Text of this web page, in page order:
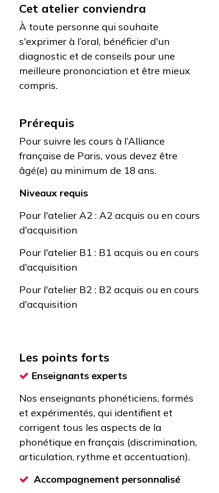
Cet atelier conviendra
À toute personne qui souhaite
s'exprimer à l’oral, bénéficier d'un
diagnostic et de conseils pour une
meilleure prononciation et être mieux
compris.
Prérequis
Pour suivre les cours à l’Alliance
française de Paris, vous devez être
âgé(e) au minimum de 18 ans.
Niveaux requis
Pour l'atelier A2 : A2 acquis ou en cours
d'acquisition
Pour l'atelier B1 : B1 acquis ou en cours
d'acquisition
Pour l'atelier B2 : B2 acquis ou en cours
d'acquisition
Les points forts
Enseignants experts
Nos enseignants phonéticiens, formés
et expérimentés, qui identifient et
corrigent tous les aspects de la
phonétique en français (discrimination,
articulation, rythme et accentuation).
Accompagnement personnalisé